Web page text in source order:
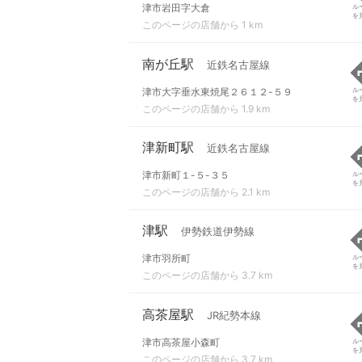
津市岩田字大倉
このページの店舗から 1 km
ル
を
南が丘駅 近鉄名古屋線
津市大字垂水東焼尾２６１２-５９
このページの店舗から 1.9 km
ル
を
津新町駅 近鉄名古屋線
津市新町１-５-３５
このページの店舗から 2.1 km
ル
を
津駅 伊勢鉄道伊勢線
津市羽所町
このページの店舗から 3.7 km
ル
を
高茶屋駅 JR紀勢本線
津市高茶屋小森町
このページの店舗から 3.7 km
ル
を